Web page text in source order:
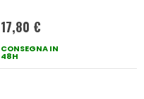
17,80 €
CONSEGNA IN
48H